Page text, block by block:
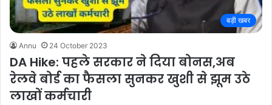
बड़ी खबर
Annu 24 October 2023
DA Hike: पहले सरकार ने दिया बोनस,अब
रेलवे बोर्ड का फैसला सुनकर खुशी से झूम उठे
लाखों कर्मचारी